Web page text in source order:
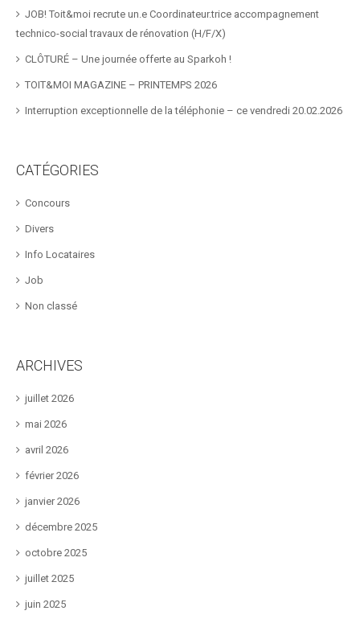
JOB! Toit&moi recrute un.e Coordinateur.trice accompagnement
technico-social travaux de rénovation (H/F/X)
CLÔTURÉ – Une journée offerte au Sparkoh !
TOIT&MOI MAGAZINE – PRINTEMPS 2026
Interruption exceptionnelle de la téléphonie – ce vendredi 20.02.2026
CATÉGORIES
Concours
Divers
Info Locataires
Job
Non classé
ARCHIVES
juillet 2026
mai 2026
avril 2026
février 2026
janvier 2026
décembre 2025
octobre 2025
juillet 2025
juin 2025